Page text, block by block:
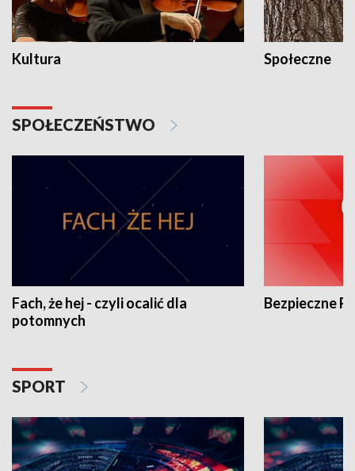
Kultura Społeczne
SPOŁECZEŃSTWO
Fach, że hej - czyli ocalić dla
potomnych
Bezpieczne
SPORT